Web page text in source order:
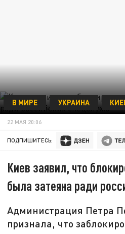
В МИРЕ УКРАИНА
22 МАЯ 20:06
ПОДПИШИТЕСЬ:
Киев заявил, что
была затеяна ради
Администрация Петра
признала, что